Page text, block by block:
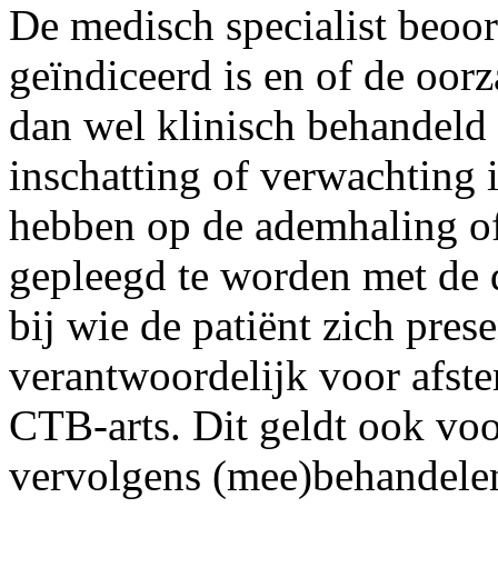
De medisch specialist
geïndiceerd is en of de
dan wel klinisch
inschatting of verwachting
hebben op de ademhaling
gepleegd te worden met
bij wie de patiënt zich
verantwoordelijk voor
CTB-arts. Dit geldt ook
vervolgens